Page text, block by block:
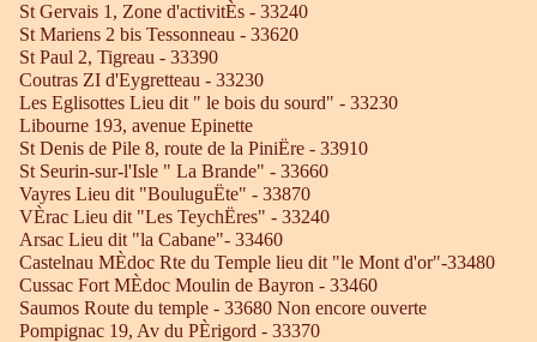
St Gervais 1, Zone d'activitÈs - 33240
St Mariens 2 bis Tessonneau - 33620
St Paul 2, Tigreau - 33390
Coutras ZI d'Eygretteau - 33230
Les Eglisottes Lieu dit " le bois du sourd" - 33230
Libourne 193, avenue Epinette
St Denis de Pile 8, route de la PiniËre - 33910
St Seurin-sur-l'Isle " La Brande" - 33660
Vayres Lieu dit "BouluguËte" - 33870
VÈrac Lieu dit "Les TeychËres" - 33240
Arsac Lieu dit "la Cabane"- 33460
Castelnau MÈdoc Rte du Temple lieu dit "le Mont d'or"-33480
Cussac Fort MÈdoc Moulin de Bayron - 33460
Saumos Route du temple - 33680 Non encore ouverte
Pompignac 19, Av du PÈrigord - 33370